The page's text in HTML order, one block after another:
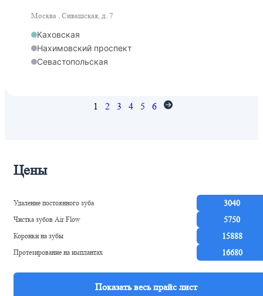
Москва , Сивашская, д. 7
Каховская
Нахимовский проспект
Севастопольская
1 2 3 4 5 6
Цены
Удаление постоянного зуба 3040
Чистка зубов Air Flow 5750
Коронки на зубы 15888
Протезирование на имплантах 16680